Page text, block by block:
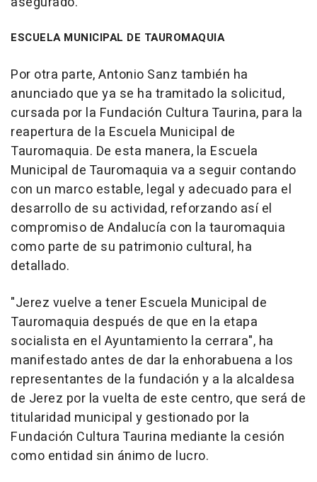
ESCUELA MUNICIPAL DE TAUROMAQUIA
Por otra parte, Antonio Sanz también ha
anunciado que ya se ha tramitado la solicitud,
cursada por la Fundación Cultura Taurina, para la
reapertura de la Escuela Municipal de
Tauromaquia. De esta manera, la Escuela
Municipal de Tauromaquia va a seguir contando
con un marco estable, legal y adecuado para el
desarrollo de su actividad, reforzando así el
compromiso de Andalucía con la tauromaquia
como parte de su patrimonio cultural, ha
detallado.
"Jerez vuelve a tener Escuela Municipal de
Tauromaquia después de que en la etapa
socialista en el Ayuntamiento la cerrara", ha
manifestado antes de dar la enhorabuena a los
representantes de la fundación y a la alcaldesa
de Jerez por la vuelta de este centro, que será de
titularidad municipal y gestionado por la
Fundación Cultura Taurina mediante la cesión
como entidad sin ánimo de lucro.